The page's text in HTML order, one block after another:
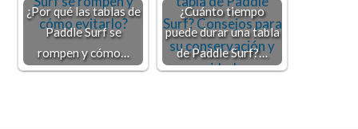
¿Por qué las tablas de
Paddle Surf se
rompen y cómo…
¿Cuánto tiempo
puede durar una tabla
de Paddle Surf?…